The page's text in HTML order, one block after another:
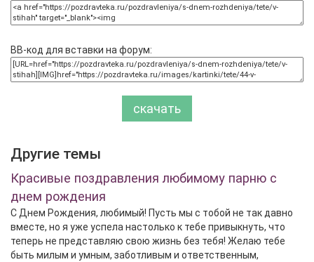
BB-код для вставки на форум:
скачать
Другие темы
Красивые поздравления любимому парню с
днем рождения
С Днем Рождения, любимый! Пусть мы с тобой не так давно
вместе, но я уже успела настолько к тебе привыкнуть, что
теперь не представляю свою жизнь без тебя! Желаю тебе
быть милым и умным, заботливым и ответственным,